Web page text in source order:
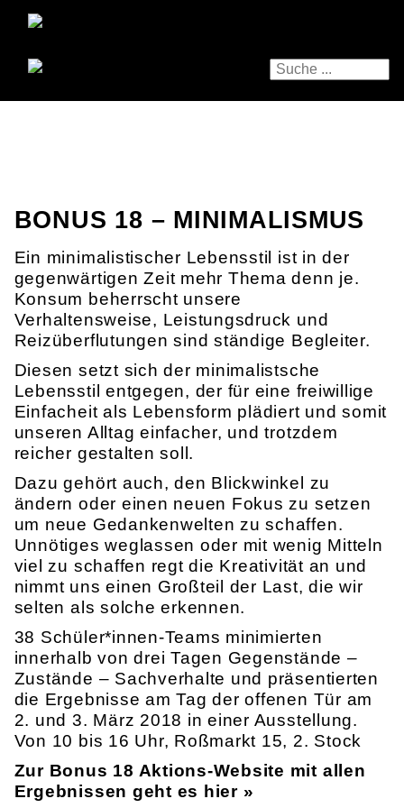
BONUS 18 – MINIMALISMUS
Ein minimalistischer Lebensstil ist in der
gegenwärtigen Zeit mehr Thema denn je.
Konsum beherrscht unsere
Verhaltensweise, Leistungsdruck und
Reizüberflutungen sind ständige Begleiter.
Diesen setzt sich der minimalistsche
Lebensstil entgegen, der für eine freiwillige
Einfacheit als Lebensform plädiert und somit
unseren Alltag einfacher, und trotzdem
reicher gestalten soll.
Dazu gehört auch, den Blickwinkel zu
ändern oder einen neuen Fokus zu setzen
um neue Gedankenwelten zu schaffen.
Unnötiges weglassen oder mit wenig Mitteln
viel zu schaffen regt die Kreativität an und
nimmt uns einen Großteil der Last, die wir
selten als solche erkennen.
38 Schüler*innen-Teams minimierten
innerhalb von drei Tagen Gegenstände –
Zustände – Sachverhalte und präsentierten
die Ergebnisse am Tag der offenen Tür am
2. und 3. März 2018 in einer Ausstellung.
Von 10 bis 16 Uhr, Roßmarkt 15, 2. Stock
Zur Bonus 18 Aktions-Website mit allen
Ergebnissen geht es hier »